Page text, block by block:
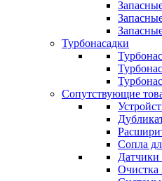
Турбонасадки
Сопутствующие
Сопла
Датчики
Очистка